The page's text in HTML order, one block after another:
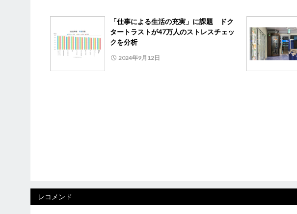
「仕事による生活の充実」に課題 ドク
タートラストが47万人のストレスチェッ
クを分析
2024年9月12日
レコメンド